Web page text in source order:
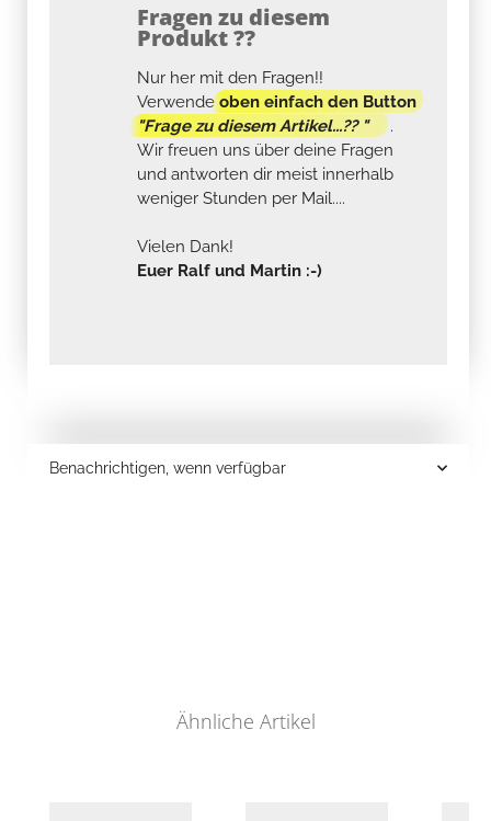
Fragen zu diesem
Produkt ??
Nur her mit den Fragen!!
Verwendeoben einfach den Button
"Frage zu diesem Artikel...?? "
.
Wir freuen uns über deine Fragen
und antworten dir meist innerhalb
weniger Stunden per Mail....
Vielen Dank!
Euer Ralf und Martin :-)
Benachrichtigen, wenn verfügbar
Ähnliche Artikel